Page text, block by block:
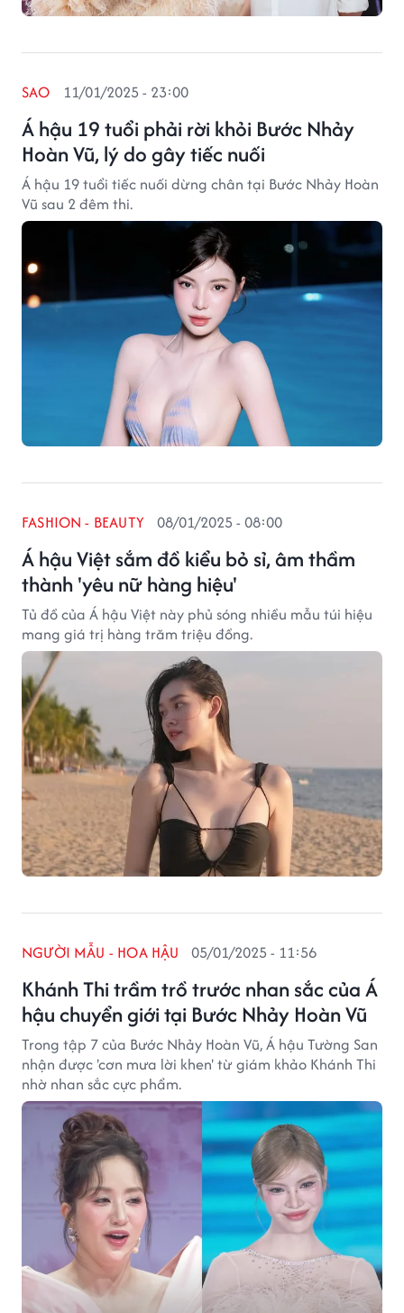
Á hậu 19 tuổi phải rời khỏi Bước Nhảy
Hoàn Vũ, lý do gây tiếc nuối
SAO 11/01/2025 - 23:00
Á hậu 19 tuổi tiếc nuối dừng chân tại Bước Nhảy Hoàn
Vũ sau 2 đêm thi.
Á hậu Việt sắm đồ kiểu bỏ sỉ, âm thầm
thành 'yêu nữ hàng hiệu'
FASHION - BEAUTY 08/01/2025 - 08:00
Tủ đồ của Á hậu Việt này phủ sóng nhiều mẫu túi hiệu
mang giá trị hàng trăm triệu đồng.
Khánh Thi trầm trồ trước nhan sắc của Á
hậu chuyển giới tại Bước Nhảy Hoàn Vũ
NGƯỜI MẪU - HOA HẬU 05/01/2025 - 11:56
Trong tập 7 của Bước Nhảy Hoàn Vũ, Á hậu Tường San
nhận được 'cơn mưa lời khen' từ giám khảo Khánh Thi
nhờ nhan sắc cực phẩm.